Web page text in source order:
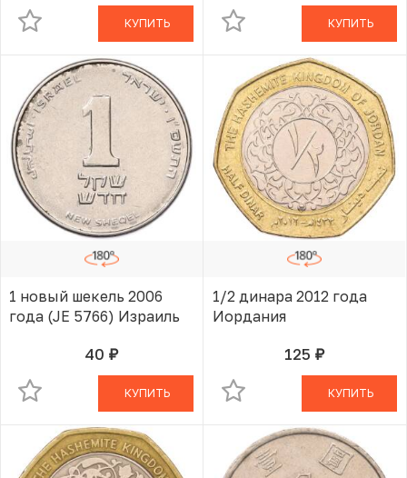
КУПИТЬ КУПИТЬ
1 новый шекель 2006
года (JE 5766) Израиль
40 руб.В КОРЗИНЕ
КУПИТЬ
1/2 динара 2012 года
Иордания
125 руб.В КОРЗИНЕ
КУПИТЬ